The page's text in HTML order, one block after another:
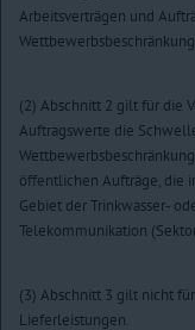
Arbeitsverträgen und
(2) Abschnitt 2 gilt für die
Auftragswerte die
öffentlichen Aufträge, die
Gebiet der Trinkwasser-
Telekommunikation
(3) Abschnitt 3 gilt nicht
Lieferleistungen.